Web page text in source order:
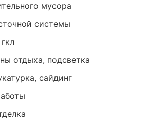
мусора
системы
отдыха, подсветка
сайдинг